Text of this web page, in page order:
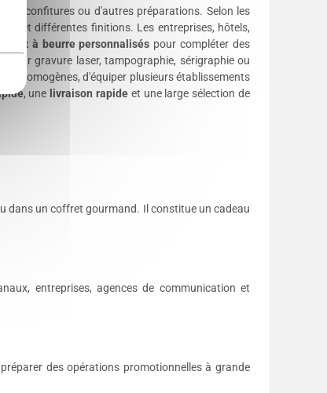
les confitures ou d'autres préparations. Selon les
et différentes finitions. Les entreprises, hôtels,
à beurre personnalisés pour compléter des
par gravure laser, tampographie, sérigraphie ou
homogènes, d'équiper plusieurs établissements
, une livraison rapide et une large sélection de
dans un coffret gourmand. Il constitue un cadeau
entreprises, agences de communication et
des opérations promotionnelles à grande